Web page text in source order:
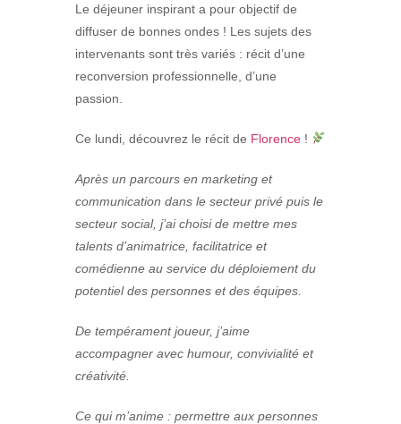
Le déjeuner inspirant a pour objectif de
diffuser de bonnes ondes ! Les sujets des
intervenants sont très variés : récit d’une
reconversion professionnelle, d’une
passion.
Ce lundi, découvrez le récit de Florence !
Après un parcours en marketing et
communication dans le secteur privé puis le
secteur social, j’ai choisi de mettre mes
talents d’animatrice, facilitatrice et
comédienne au service du déploiement du
potentiel des personnes et des équipes.
De tempérament joueur, j’aime
accompagner avec humour, convivialité et
créativité.
Ce qui m’anime : permettre aux personnes